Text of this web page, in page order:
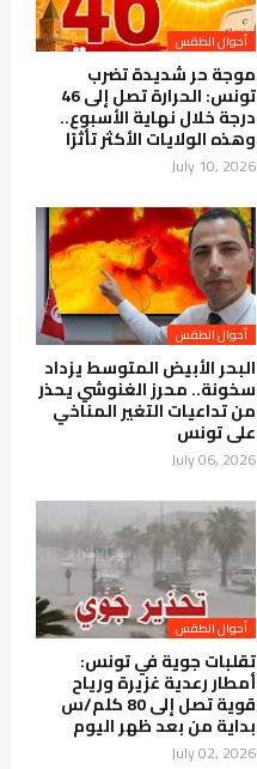
أحوال الطقس
موجة حر شديدة تضرب
تونس: الحرارة تصل إلى 46
درجة خلال نهاية الأسبوع..
وهذه الولايات الأكثر تأثرًا
July 10, 2026
أحوال الطقس
البحر الأبيض المتوسط يزداد
سخونة.. محرز الغنوشي يحذر
من تداعيات التغير المناخي
على تونس
July 06, 2026
أحوال الطقس
تقلبات جوية في تونس:
أمطار رعدية غزيرة ورياح
قوية تصل إلى 80 كلم/س
بداية من بعد ظهر اليوم
July 02, 2026